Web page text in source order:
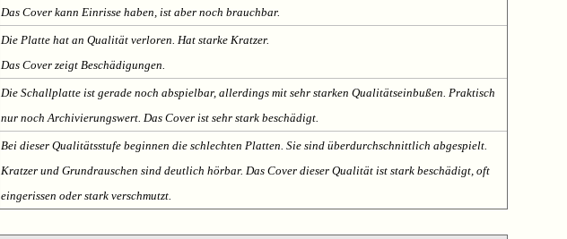
Das Cover kann Einrisse haben, ist aber noch brauchbar.
Die Platte hat an Qualität verloren. Hat starke Kratzer.
Das Cover zeigt Beschädigungen.
Die Schallplatte ist gerade noch abspielbar, allerdings mit sehr starken Qualitätseinbußen. Praktisch
nur noch Archivierungswert. Das Cover ist sehr stark beschädigt.
Bei dieser Qualitätsstufe beginnen die schlechten Platten. Sie sind überdurchschnittlich abgespielt.
Kratzer und Grundrauschen sind deutlich hörbar. Das Cover dieser Qualität ist stark beschädigt, oft
eingerissen oder stark verschmutzt.